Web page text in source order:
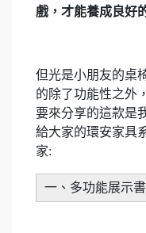
戲，才能養成良好
但光是小朋友的桌
的除了功能性之外
要來分享的這款是
給大家的環安家具
家:
一、多功能展示